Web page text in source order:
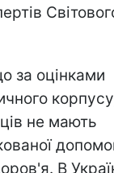
за оцінками
не мають
В